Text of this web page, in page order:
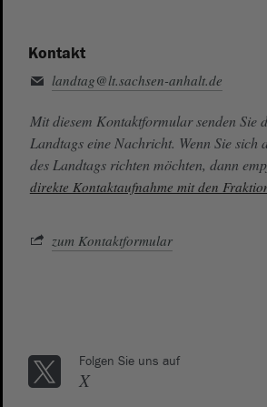
Kontakt
landtag@lt.sachsen-anhalt.de
Mit diesem Kontaktformular senden Sie
Landtags eine Nachricht. Wenn Sie sich
des Landtags richten möchten, dann
direkte Kontaktaufnahme mit den
zum Kontaktformular
Folgen Sie uns auf
X